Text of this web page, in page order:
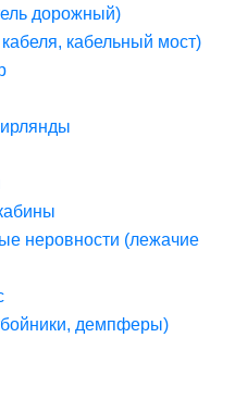
дорожный)
кабельный мост)
неровности (лежачие
демпферы)